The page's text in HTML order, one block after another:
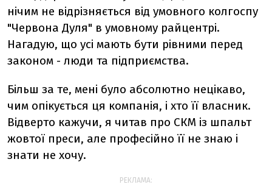
нічим не відрізняється від умовного колгоспу
"Червона Дуля" в умовному райцентрі.
Нагадую, що усі мають бути рівними перед
законом - люди та підприємства.
Більш за те, мені було абсолютно нецікаво,
чим опікується ця компанія, і хто її власник.
Відверто кажучи, я читав про СКМ із шпальт
жовтої преси, але професійно її не знаю і
знати не хочу.
РЕКЛАМА: